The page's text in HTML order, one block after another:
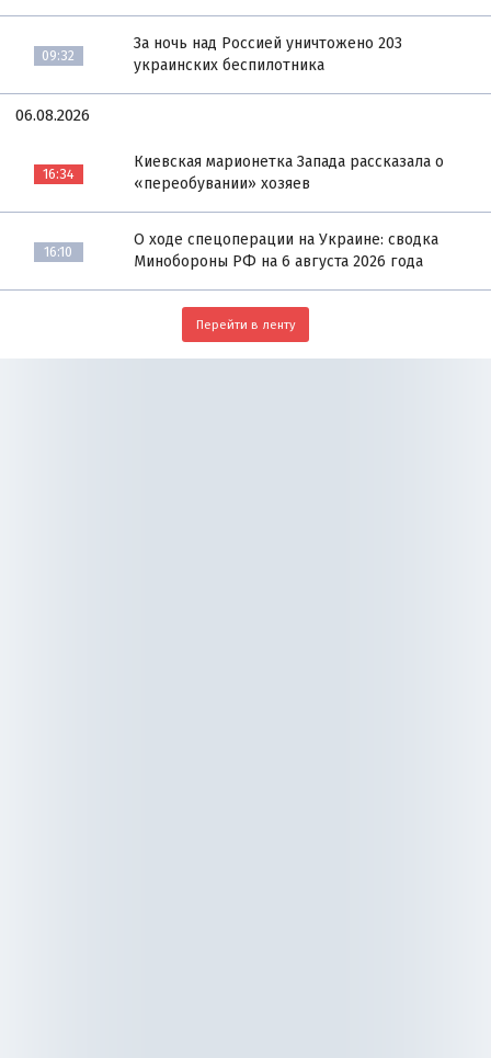
09:32
За ночь над Россией уничтожено 203
украинских беспилотника
06.08.2026
16:34
Киевская марионетка Запада рассказала о
«переобувании» хозяев
16:10
О ходе спецоперации на Украине: сводка
Минобороны РФ на 6 августа 2026 года
Перейти в ленту